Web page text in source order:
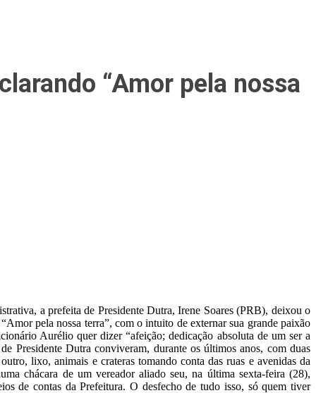
“Amor pela nossa
a prefeita de Presidente Dutra, Irene Soares (PRB), deixou o
pela nossa terra”, com o intuito de externar sua grande paixão
Aurélio quer dizer “afeição; dedicação absoluta de um ser a
Presidente Dutra conviveram, durante os últimos anos, com duas
lixo, animais e crateras tomando conta das ruas e avenidas da
chácara de um vereador aliado seu, na última sexta-feira (28),
de contas da Prefeitura. O desfecho de tudo isso, só quem tiver